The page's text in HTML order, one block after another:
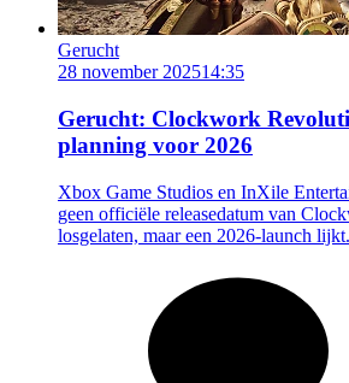
Gerucht
28 november 202514:35
Gerucht: Clockwork
planning voor 2026
Xbox Game Studios en InXile
geen officiële releasedatum van
losgelaten, maar een 2026-launch